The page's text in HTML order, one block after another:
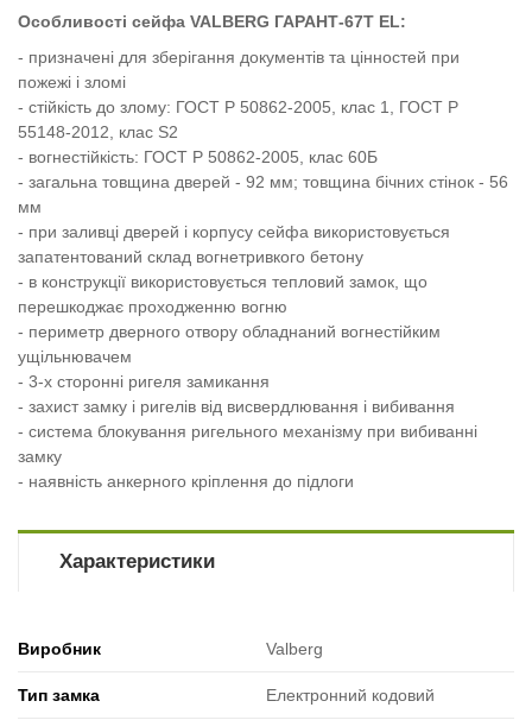
Особливості сейфа VALBERG ГАРАНТ-67T EL:
- призначені для зберігання документів та цінностей при
пожежі і зломі
- стійкість до злому: ГОСТ Р 50862-2005, клас 1, ГОСТ Р
55148-2012, клас S2
- вогнестійкість: ГОСТ Р 50862-2005, клас 60Б
- загальна товщина дверей - 92 мм; товщина бічних стінок - 56
мм
- при заливці дверей і корпусу сейфа використовується
запатентований склад вогнетривкого бетону
- в конструкції використовується тепловий замок, що
перешкоджає проходженню вогню
- периметр дверного отвору обладнаний вогнестійким
ущільнювачем
- 3-х сторонні ригеля замикання
- захист замку і ригелів від висвердлювання і вибивання
- система блокування ригельного механізму при вибиванні
замку
- наявність анкерного кріплення до підлоги
Характеристики
Виробник Valberg
Тип замка Електронний кодовий